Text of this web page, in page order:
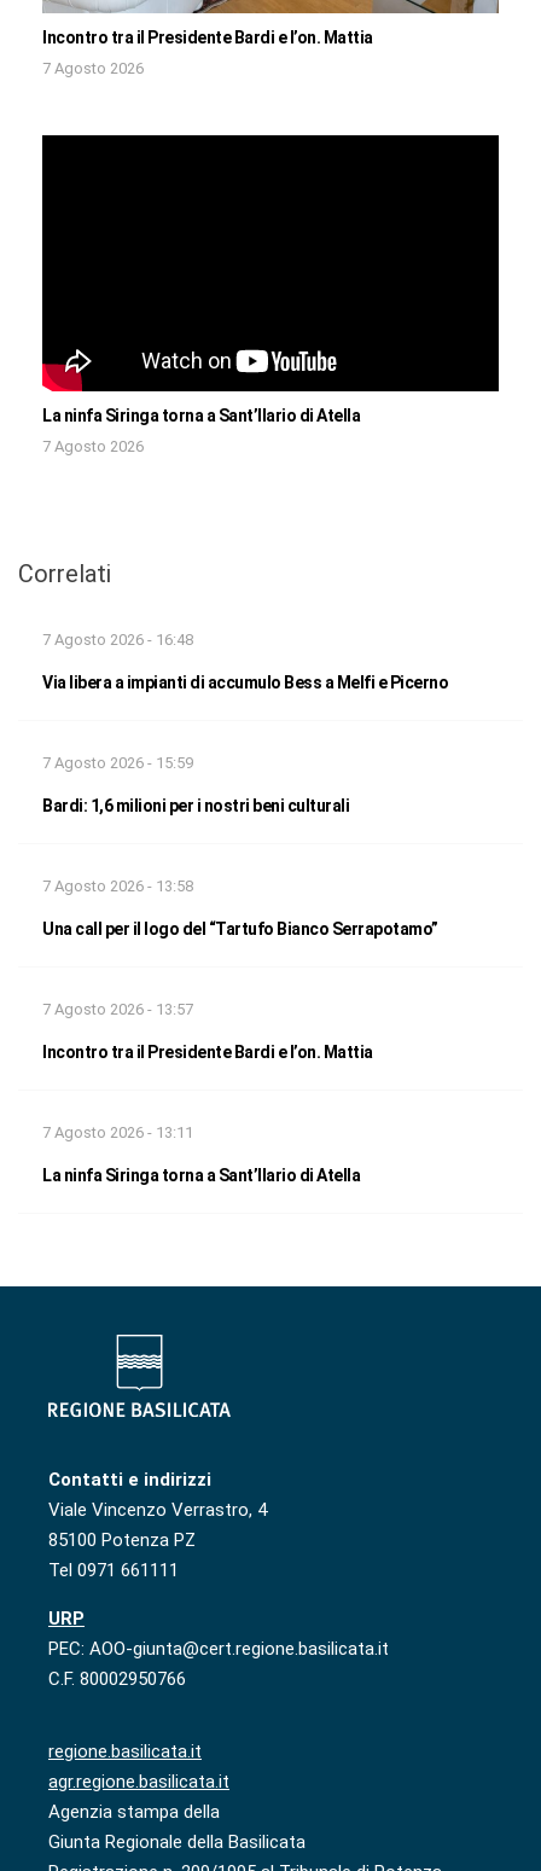
Incontro tra il Presidente Bardi e l’on. Mattia
7 Agosto 2026
La ninfa Siringa torna a Sant’Ilario di Atella
7 Agosto 2026
Correlati
7 Agosto 2026 - 16:48
Via libera a impianti di accumulo Bess a Melfi e Picerno
7 Agosto 2026 - 15:59
Bardi: 1,6 milioni per i nostri beni culturali
7 Agosto 2026 - 13:58
Una call per il logo del “Tartufo Bianco Serrapotamo”
7 Agosto 2026 - 13:57
Incontro tra il Presidente Bardi e l’on. Mattia
7 Agosto 2026 - 13:11
La ninfa Siringa torna a Sant’Ilario di Atella
Contatti e indirizzi
Viale Vincenzo Verrastro, 4
85100 Potenza PZ
Tel 0971 661111
URP
PEC: AOO-giunta@cert.regione.basilicata.it
C.F. 80002950766
regione.basilicata.it
agr.regione.basilicata.it
Agenzia stampa della
Giunta Regionale della Basilicata